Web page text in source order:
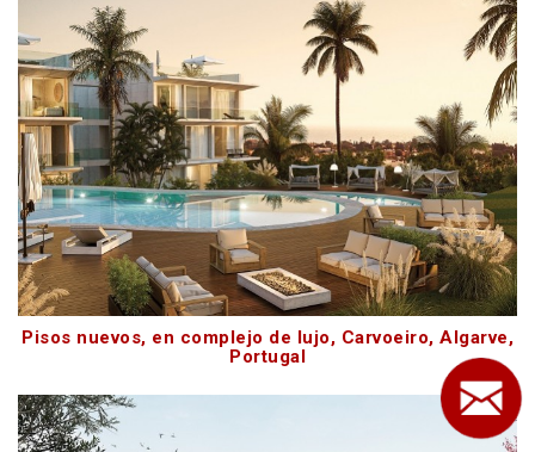
Pisos nuevos, en complejo de lujo, Carvoeiro, Algarve,
Portugal